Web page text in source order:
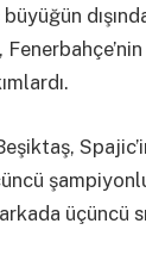
üçüncü